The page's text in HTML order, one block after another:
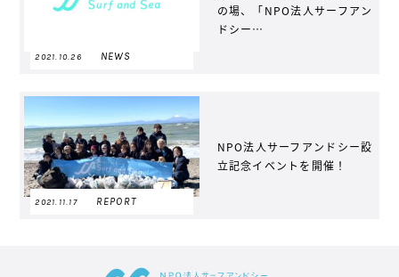
2021.10.26 NEWS
の場、「NPO法人サーフアン
ドシー…
2021.11.17 REPORT
NPO法人サーフアンドシー設
立記念イベントを開催！